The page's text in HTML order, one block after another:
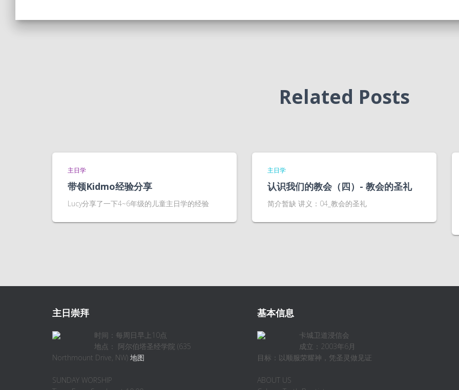
Related Posts
主日学
带领Kidmo经验分享
Lucy分享了一下4~6年级的儿童主日学的经验
主日学
认识我们的教会（四）- 教会的圣礼
简介暂缺 讲义：04_教会的圣礼
主日崇拜
时间：每周日早上10点
地点： 阿尔伯塔圣经学院 (635
Northmount Drive, NW) 地图
SUNDAY WORSHIP
基本信息
卡城卫道浸信会
成立：2003年6月
目标：以顺服荣耀神，凭圣灵做见证
ABOUT US